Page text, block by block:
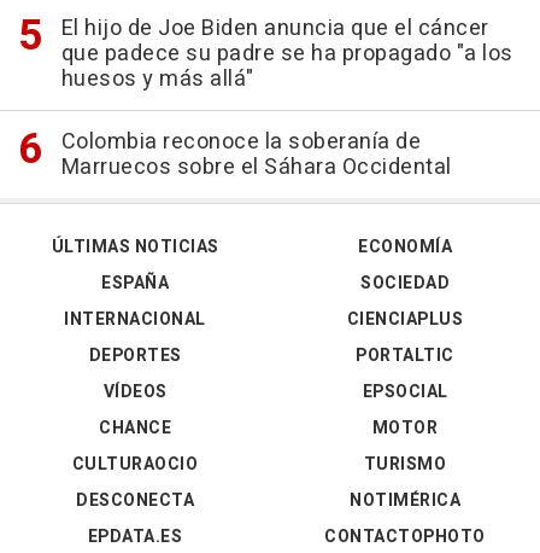
El hijo de Joe Biden anuncia que el cáncer
que padece su padre se ha propagado "a los
huesos y más allá"
Colombia reconoce la soberanía de
Marruecos sobre el Sáhara Occidental
ÚLTIMAS NOTICIAS
ESPAÑA
INTERNACIONAL
DEPORTES
VÍDEOS
ECONOMÍA
SOCIEDAD
CIENCIAPLUS
PORTALTIC
EPSOCIAL
CHANCE
CULTURAOCIO
DESCONECTA
EPDATA.ES
MOTOR
TURISMO
NOTIMÉRICA
CONTACTOPHOTO